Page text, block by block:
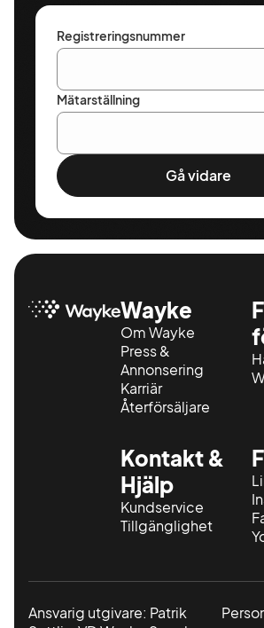
Registreringsnummer
Mätarställning
Gå vidare
Wayke
Om Wayke
Press &
Annonsering
Karriär
Återförsäljare
Kontakt &
Hjälp
Kundservice
Tillgänglighet
Ansvarig utgivare: Patrik